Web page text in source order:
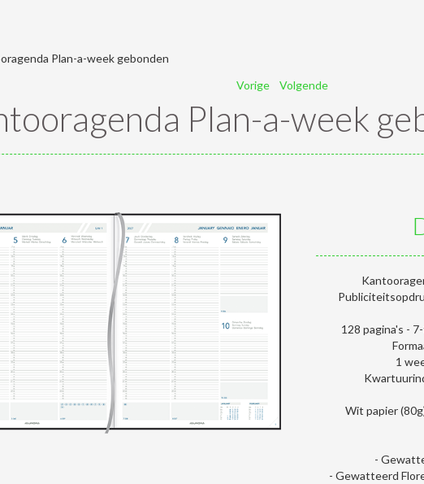
Plan-a-week gebonden
Vorige
Volgende
Plan-a-week
128 pagina's -
1
Wit papier
-
- Gewatteerd